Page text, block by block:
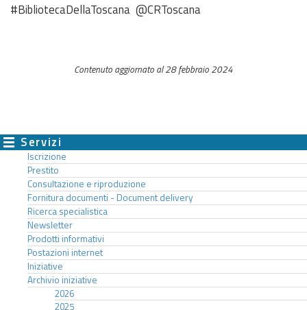
#BibliotecaDellaToscana @CRToscana
Contenuto aggiornato al 28 febbraio 2024
Servizi
Iscrizione
Prestito
Consultazione e riproduzione
Fornitura documenti - Document delivery
Ricerca specialistica
Newsletter
Prodotti informativi
Postazioni internet
Iniziative
Archivio iniziative
2026
2025